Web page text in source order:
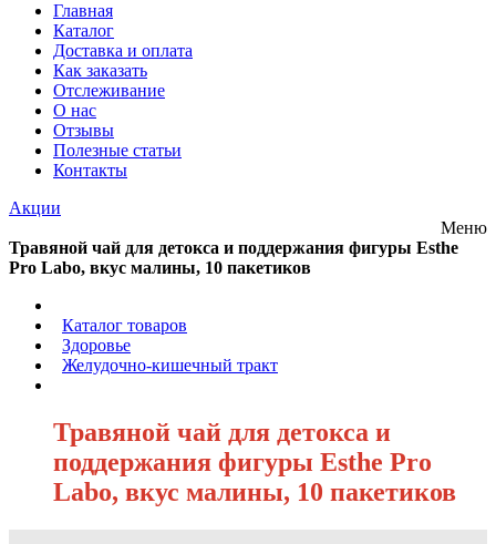
Главная
Каталог
Доставка и оплата
Как заказать
Отслеживание
О нас
Отзывы
Полезные статьи
Контакты
Акции
Меню
Травяной чай для детокса и поддержания фигуры Esthe
Pro Labo, вкус малины, 10 пакетиков
Каталог товаров
Здоровье
Желудочно-кишечный тракт
Травяной чай для детокса и
поддержания фигуры Esthe Pro
Labo, вкус малины, 10 пакетиков